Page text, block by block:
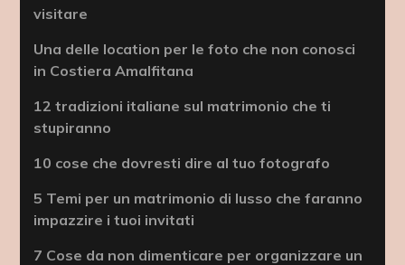
visitare
Una delle location per le foto che non conosci
in Costiera Amalfitana
12 tradizioni italiane sul matrimonio che ti
stupiranno
10 cose che dovresti dire al tuo fotografo
5 Temi per un matrimonio di lusso che faranno
impazzire i tuoi invitati
7 Cose da non dimenticare per organizzare un